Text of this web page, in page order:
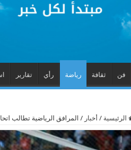
فن ثقافة رياضة رأي تقارير
الرئيسية / أخبار / المرافق الرياضية تطالب